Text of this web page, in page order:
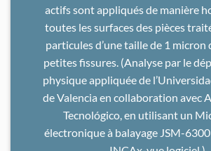
actifs sont appliqués de manière
toutes les surfaces des pièces
particules d’une taille de 1 micron
petites fissures. (Analyse par le
physique appliquée de
de Valencia en collaboration avec
Tecnológico, en utilisant un
électronique à balayage JSM-